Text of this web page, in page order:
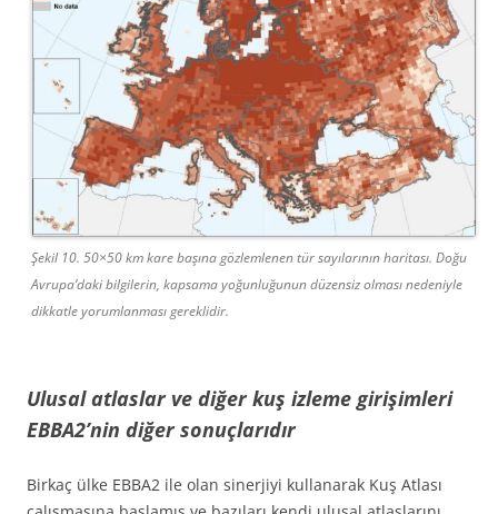
Şekil 10. 50×50 km kare başına gözlemlenen tür sayılarının haritası. Doğu
Avrupa’daki bilgilerin, kapsama yoğunluğunun düzensiz olması nedeniyle
dikkatle yorumlanması gereklidir.
Ulusal atlaslar ve diğer kuş izleme girişimleri
EBBA2’nin diğer sonuçlarıdır
Birkaç ülke EBBA2 ile olan sinerjiyi kullanarak Kuş Atlası